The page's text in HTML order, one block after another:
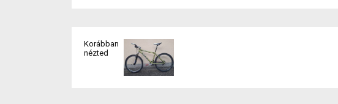
Korábban
nézted